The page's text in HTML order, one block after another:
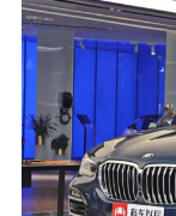
Q7，宝马X5是
车型。